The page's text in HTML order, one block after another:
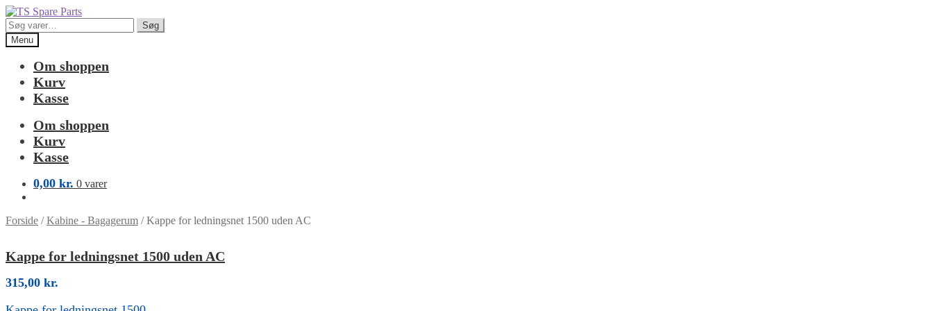
Spring
til
navigation
Spring
til
indhold
Søg
efter:
Søg
Menu
Om shoppen
Kurv
Kasse
Om shoppen
Kurv
Kasse
0,00 kr. 0 varer
Forside /Kabine - Bagagerum /Kappe for ledningsnet 1500 uden AC
Kappe for ledningsnet 1500 uden AC
315,00 kr.